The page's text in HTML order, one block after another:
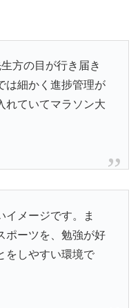
方の目が行き届き
は細かく進捗管理が
れていてマラソン大
イメージです。ま
ポーツを、勉強が好
をしやすい環境で